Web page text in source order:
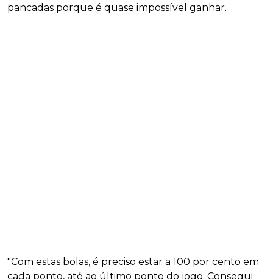
pancadas porque é quase impossível ganhar.
"Com estas bolas, é preciso estar a 100 por cento em
cada ponto, até ao último ponto do jogo. Consegui